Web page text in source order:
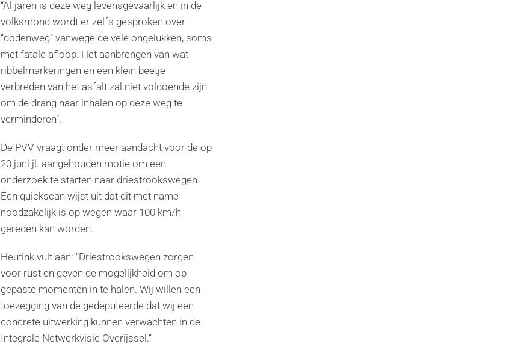
“Al jaren is deze weg levensgevaarlijk en in de
volksmond wordt er zelfs gesproken over
“dodenweg” vanwege de vele ongelukken, soms
met fatale afloop. Het aanbrengen van wat
ribbelmarkeringen en een klein beetje
verbreden van het asfalt zal niet voldoende zijn
om de drang naar inhalen op deze weg te
verminderen”.
De PVV vraagt onder meer aandacht voor de op
20 juni jl. aangehouden motie om een
onderzoek te starten naar driestrookswegen.
Een quickscan wijst uit dat dit met name
noodzakelijk is op wegen waar 100 km/h
gereden kan worden.
Heutink vult aan: “Driestrookswegen zorgen
voor rust en geven de mogelijkheid om op
gepaste momenten in te halen. Wij willen een
toezegging van de gedeputeerde dat wij een
concrete uitwerking kunnen verwachten in de
Integrale Netwerkvisie Overijssel.”